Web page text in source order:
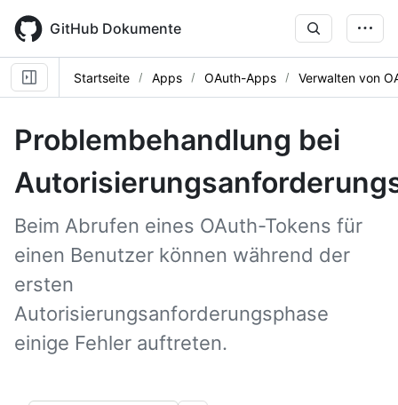
main
content
GitHub Dokumente
Startseite Apps OAuth-Apps Verwalten von
Problembehandlung bei
Beim Abrufen eines OAuth-Tokens für
einen Benutzer können während der
ersten
Autorisierungsanforderungsphase
einige Fehler auftreten.